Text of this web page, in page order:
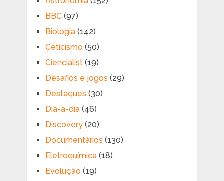
BBC(97)
Biologia(142)
Ceticismo (50)
Ciencialist(19)
Desafios e jogos (29)
Destaques (30)
Dia-a-dia(46)
Discovery(20)
Documentários (130)
Eletroquímica(18)
Evolução (19)